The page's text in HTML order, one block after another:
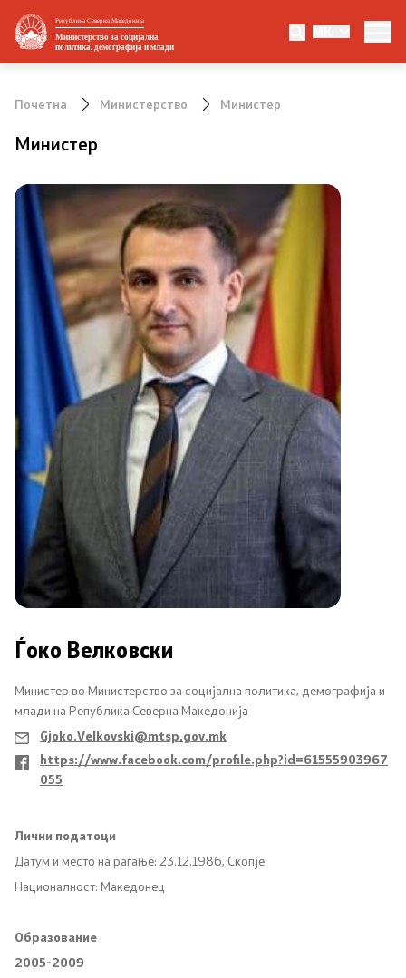
Република Северна Македонија
Министерство за социјална
политика, демографија и млади
MK
Министерство
Државен секретар
Организациона поставеност
Стратешки документи
Eвропски интеграции и меѓународна
соработка
Односи со јавност
Соопштенија
Медија центар
Слободен пристап до информации
Финансиска транспарентност
Огласи
Социјална и детска заштита
Заштита на децата и семејството
Инклузија на Роми
Почетна Министерство Министер
Министер
Ѓоко Велковски
Министер во Министерство за социјална политика, демографија и
млади на Република Северна Македонија
Gjoko.Velkovski@mtsp.gov.mk
https://www.facebook.com/profile.php?id=61555903967
055
Лични податоци
Датум и место на раѓање: 23.12.1986, Скопје
Националност: Македонец
Образование
2005-2009